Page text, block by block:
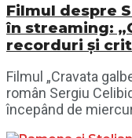
Filmul despre
în streaming:
recorduri și
Filmul „Cravata
român Sergiu
începând de